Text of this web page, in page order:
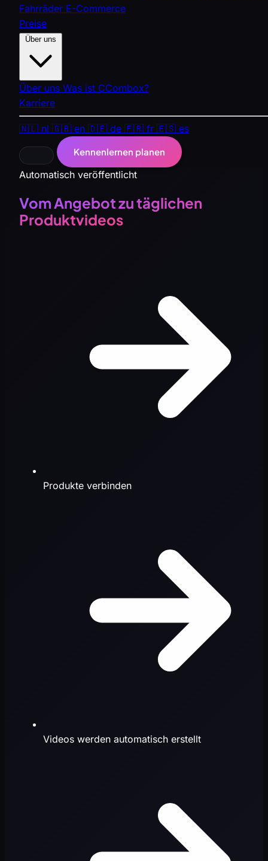
Fahrräder E-Commerce
Preise
Über uns Was ist CCombox?
Karriere
🇳🇱 nl 🇬🇧 en 🇩🇪 de 🇫🇷 fr 🇪🇸 es
Kennenlernen planen
Automatisch veröffentlicht
Vom Angebot zu täglichen
Produktvideos
Produkte verbinden
Videos werden automatisch erstellt